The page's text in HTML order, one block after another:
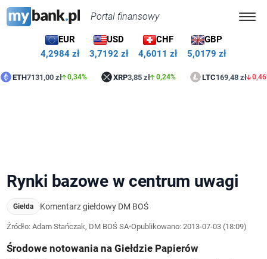
Portal finansowy
EUR
4,2984 zł
USD
3,7192 zł
CHF
4,6011 zł
GBP
5,0179 zł
zł 0,34% XRP 3,85 zł 0,24% LTC 169,48 zł 0,46%
Rynki bazowe w centrum uwagi
Giełda Komentarz giełdowy DM BOŚ
Źródło: Adam Stańczak, DM BOŚ SA•Opublikowano:2013-07-03 (18:09)
Środowe notowania na Giełdzie Papierów